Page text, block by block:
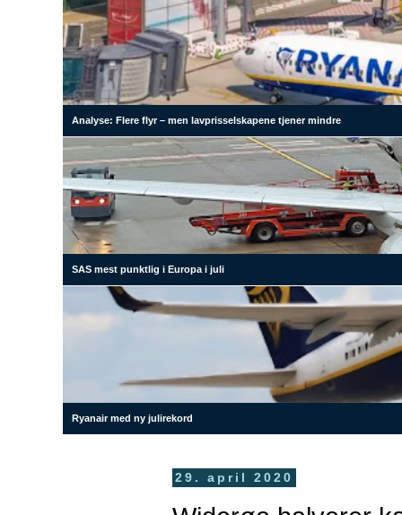
Analyse: Flere flyr – men lavprisselskapene tjener mindre
SAS mest punktlig i Europa i juli
Ryanair med ny julirekord
29. april 2020